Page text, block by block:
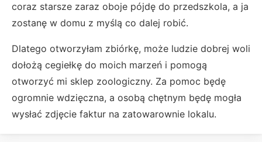
coraz starsze zaraz oboje pójdę do przedszkola, a ja
zostanę w domu z myślą co dalej robić.
Dlatego otworzyłam zbiórkę, może ludzie dobrej woli
dołożą cegiełkę do moich marzeń i pomogą
otworzyć mi sklep zoologiczny. Za pomoc będę
ogromnie wdzięczna, a osobą chętnym będę mogła
wysłać zdjęcie faktur na zatowarownie lokalu.